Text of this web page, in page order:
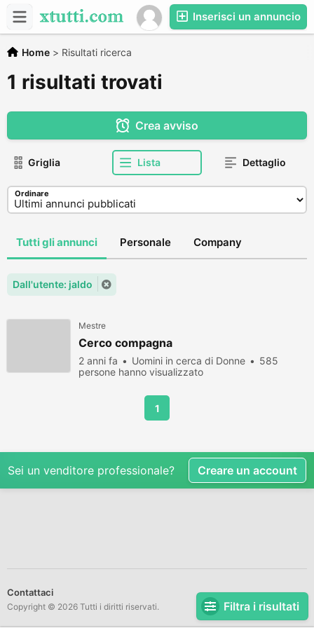
Inserisci un annuncio
Home > Risultati ricerca
1 risultati trovati
Filtra i risultati
Crea avviso
Griglia Lista Dettaglio
Ordinare
Tutti gli annunci Personale Company
Dall'utente: jaldo
Mestre
Cerco compagna
2 anni fa Uomini in cerca di Donne
585
persone hanno visualizzato
1
Sei un venditore professionale? Creare un account
Contattaci
Copyright © 2026 Tutti i diritti riservati.